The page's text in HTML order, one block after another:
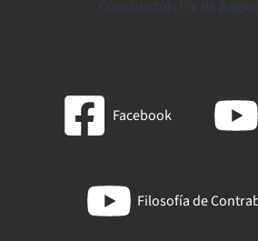
Constructor: Pie de
Facebook
Filosofía de